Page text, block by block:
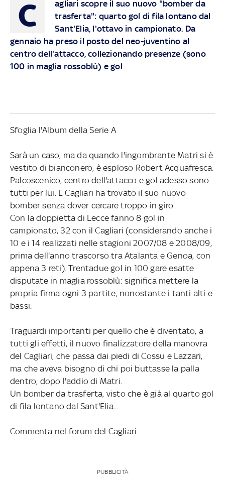
C
agliari scopre il suo nuovo "bomber da
trasferta": quarto gol di fila lontano dal
Sant'Elia, l'ottavo in campionato. Da
gennaio ha preso il posto del neo-juventino al
centro dell'attacco, collezionando presenze (sono
100 in maglia rossoblù) e gol
Sfoglia l'Album della Serie A
Sarà un caso, ma da quando l'ingombrante Matri si è
vestito di bianconero, è esploso Robert Acquafresca.
Palcoscenico, centro dell'attacco e gol adesso sono
tutti per lui. E Cagliari ha trovato il suo nuovo
bomber senza dover cercare troppo in giro.
Con la doppietta di Lecce fanno 8 gol in
campionato, 32 con il Cagliari (considerando anche i
10 e i 14 realizzati nelle stagioni 2007/08 e 2008/09,
prima dell'anno trascorso tra Atalanta e Genoa, con
appena 3 reti). Trentadue gol in 100 gare esatte
disputate in maglia rossoblù: significa mettere la
propria firma ogni 3 partite, nonostante i tanti alti e
bassi.
Traguardi importanti per quello che è diventato, a
tutti gli effetti, il nuovo finalizzatore della manovra
del Cagliari, che passa dai piedi di Cossu e Lazzari,
ma che aveva bisogno di chi poi buttasse la palla
dentro, dopo l'addio di Matri.
Un bomber da trasferta, visto che è già al quarto gol
di fila lontano dal Sant'Elia...
Commenta nel forum del Cagliari
PUBBLICITÀ